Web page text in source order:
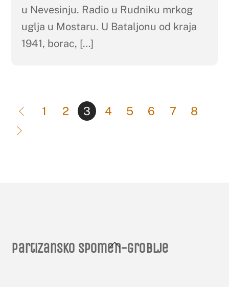
u Nevesinju. Radio u Rudniku mrkog
uglja u Mostaru. U Bataljonu od kraja
1941, borac, […]
1 2 3 4 5 6 7 8
Back
Partizansko spomen-groblje